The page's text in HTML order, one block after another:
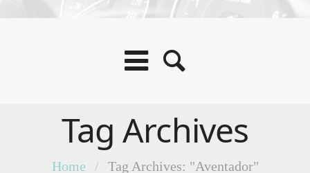
Tag Archives
Home / Tag Archives: "Aventador"